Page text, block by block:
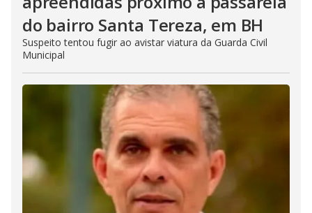
do bairro Santa Tereza, em BH
Suspeito tentou fugir ao avistar viatura da Guarda Civil
Municipal